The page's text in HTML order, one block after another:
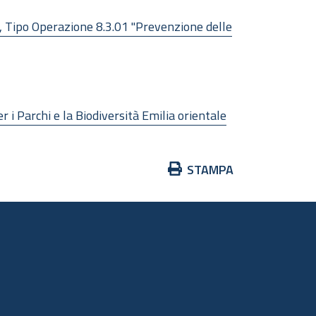
Operazione 8.3.01 "Prevenzione delle
i Parchi e la Biodiversità Emilia orientale
Azioni
documento
STAMPA